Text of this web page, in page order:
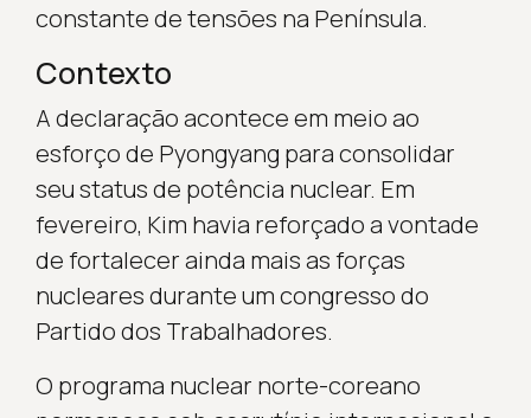
constante de tensões na Península.
Contexto
A declaração acontece em meio ao
esforço de Pyongyang para consolidar
seu status de potência nuclear. Em
fevereiro, Kim havia reforçado a vontade
de fortalecer ainda mais as forças
nucleares durante um congresso do
Partido dos Trabalhadores.
O programa nuclear norte-coreano